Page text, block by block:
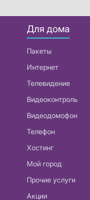
Для дома
Пакеты
Интернет
Телевидение
Видеоконтроль
Видеодомофон
Телефон
Хостинг
Мой город
Прочие услуги
Акции